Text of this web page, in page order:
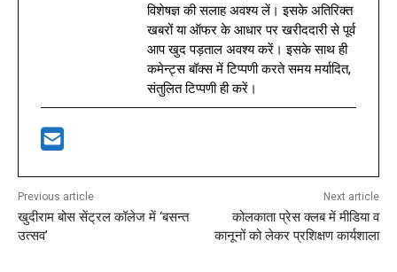
विशेषज्ञ की सलाह अवश्य लें। इसके अतिरिक्त
खबरों या ऑफर के आधार पर खरीददारी से पूर्व
आप खुद पड़ताल अवश्य करें। इसके साथ ही
कमेन्ट्स बॉक्स में टिप्पणी करते समय मर्यादित,
संतुलित टिप्पणी ही करें।
Previous article
खुदीराम बोस सेंट्रल कॉलेज में ‘बसन्त
उत्सव’
Next article
कोलकाता प्रेस क्लब में मीडिया व
कानूनों को लेकर प्रशिक्षण कार्यशाला